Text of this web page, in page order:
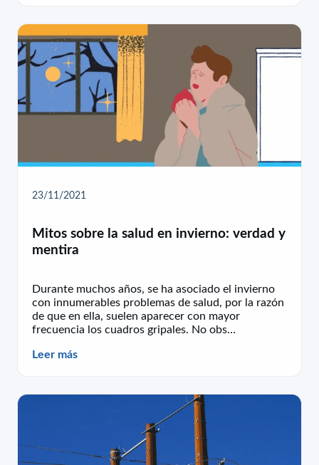
23/11/2021
Mitos sobre la salud en invierno: verdad y
mentira
Durante muchos años, se ha asociado el invierno
con innumerables problemas de salud, por la razón
de que en ella, suelen aparecer con mayor
frecuencia los cuadros gripales. No obs…
Leer más